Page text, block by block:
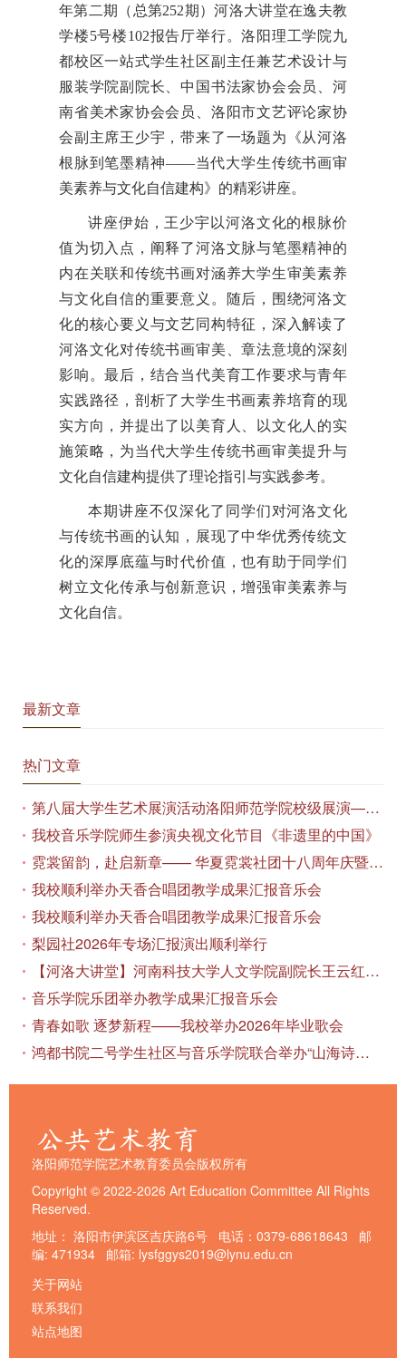
年第二期（总第252期）河洛大讲堂在逸夫教
学楼5号楼102报告厅举行。洛阳理工学院九
都校区一站式学生社区副主任兼艺术设计与
服装学院副院长、中国书法家协会会员、河
南省美术家协会会员、洛阳市文艺评论家协
会副主席王少宇，带来了一场题为《从河洛
根脉到笔墨精神——当代大学生传统书画审
美素养与文化自信建构》的精彩讲座。
讲座伊始，王少宇以河洛文化的根脉价
值为切入点，阐释了河洛文脉与笔墨精神的
内在关联和传统书画对涵养大学生审美素养
与文化自信的重要意义。随后，围绕河洛文
化的核心要义与文艺同构特征，深入解读了
河洛文化对传统书画审美、章法意境的深刻
影响。最后，结合当代美育工作要求与青年
实践路径，剖析了大学生书画素养培育的现
实方向，并提出了以美育人、以文化人的实
施策略，为当代大学生传统书画审美提升与
文化自信建构提供了理论指引与实践参考。
本期讲座不仅深化了同学们对河洛文化
与传统书画的认知，展现了中华优秀传统文
化的深厚底蕴与时代价值，也有助于同学们
树立文化传承与创新意识，增强审美素养与
文化自信。
最新文章
热门文章
第八届大学生艺术展演活动洛阳师范学院校级展演——艺术作品专场展览在美术与艺术学院顺利开展
我校音乐学院师生参演央视文化节目《非遗里的中国》
霓裳留韵，赴启新章—— 华夏霓裳社团十八周年庆暨毕业季特别演出圆满落幕
我校顺利举办天香合唱团教学成果汇报音乐会
我校顺利举办天香合唱团教学成果汇报音乐会
梨园社2026年专场汇报演出顺利举行
【河洛大讲堂】河南科技大学人文学院副院长王云红教授应邀作专题讲座
音乐学院乐团举办教学成果汇报音乐会
青春如歌 逐梦新程——我校举办2026年毕业歌会
鸿都书院二号学生社区与音乐学院联合举办“山海诗恋”合唱思政汇报音乐会
洛阳师范学院艺术教育委员会版权所有
Copyright © 2022-2026 Art Education Committee All Rights
Reserved.
地址： 洛阳市伊滨区吉庆路6号 电话：0379-68618643 邮
编: 471934 邮箱: lysfggys2019@lynu.edu.cn
关于网站
联系我们
站点地图